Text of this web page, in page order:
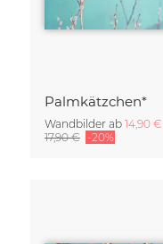
Palmkätzchen*
Wandbilder ab 14,90 €
17,90 € -20%